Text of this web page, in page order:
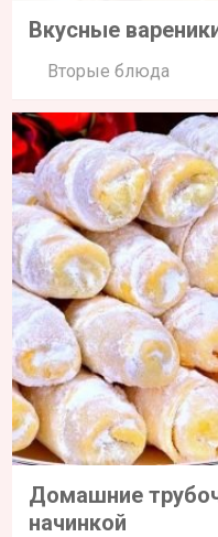
Вкусные
Вторые блюда
Домашние
начинкой